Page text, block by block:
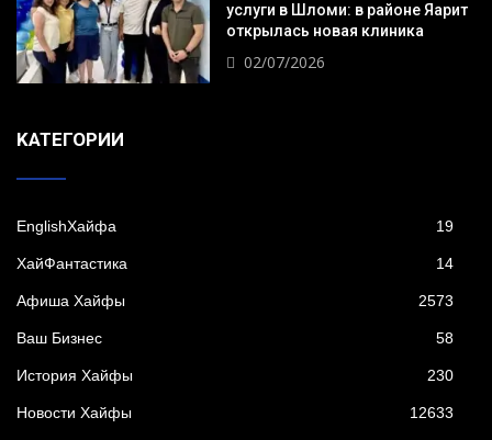
услуги в Шломи: в районе Яарит
открылась новая клиника
02/07/2026
KАТЕГОРИИ
EnglishХайфа 19
XайФантастика 14
Афиша Хайфы 2573
Ваш Бизнес 58
История Хайфы 230
Новости Хайфы 12633